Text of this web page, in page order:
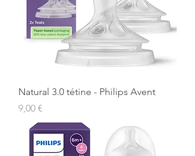
Natural 3.0 tétine - Philips Avent
Prix
9,00 €